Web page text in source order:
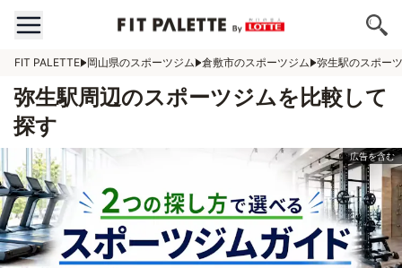
FIT PALETTE 岡山県のスポーツジム 倉敷市のスポーツジム 弥生駅のスポー
弥生駅周辺のスポーツジムを比較して
探す